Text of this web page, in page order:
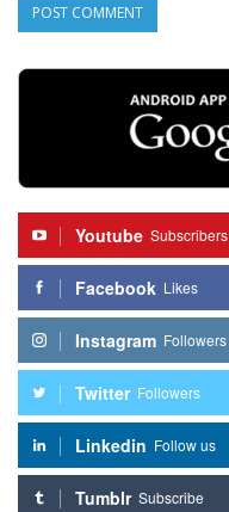
Youtube Subscribers
Facebook Likes
Instagram Followers
Twitter Followers
Linkedin Follow us
Tumblr Subscribe